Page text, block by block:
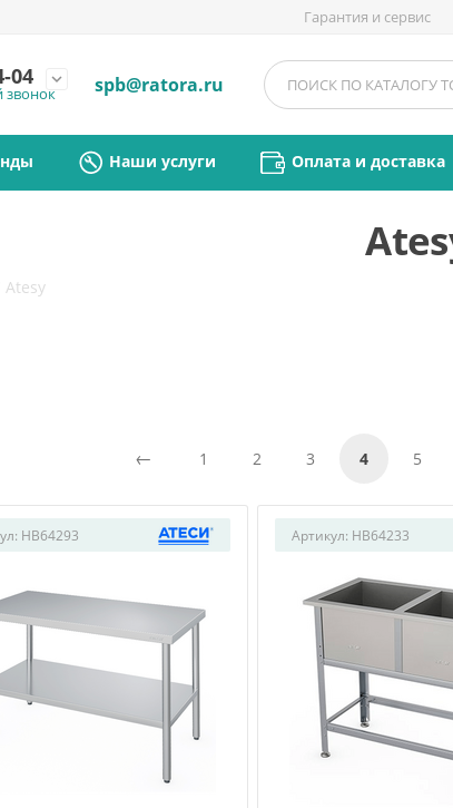
Гарантия и сервис
04 expand_more
звонок spb@ratora.ru
Наши услуги Оплата и доставка
Atesy
1 2 3 4 5
HB64293 Артикул: HB64233